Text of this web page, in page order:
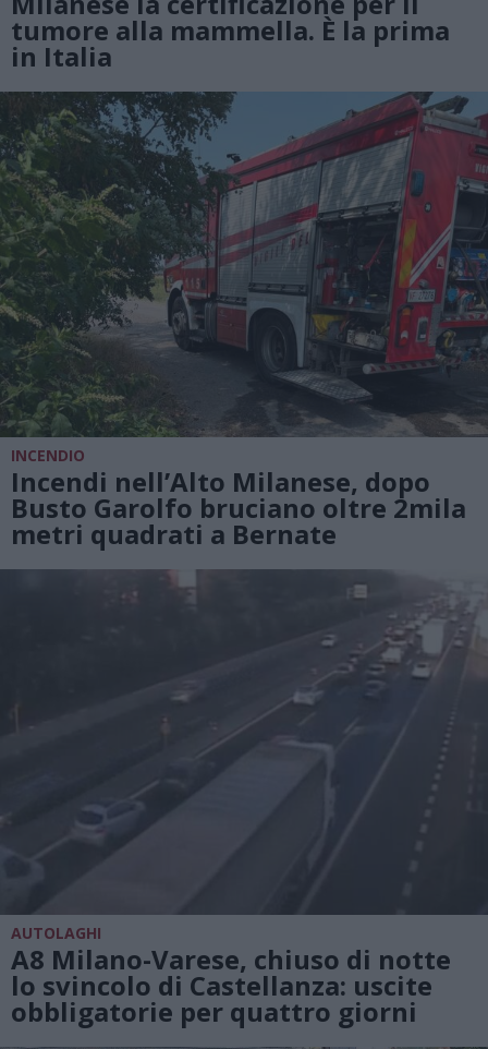
tumore alla mammella. È la prima
in Italia
INCENDIO
Incendi nell’Alto Milanese, dopo
Busto Garolfo bruciano oltre 2mila
metri quadrati a Bernate
AUTOLAGHI
A8 Milano-Varese, chiuso di notte
lo svincolo di Castellanza: uscite
obbligatorie per quattro giorni